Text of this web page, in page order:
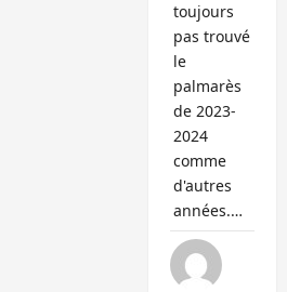
toujours
pas trouvé
le
palmarès
de 2023-
2024
comme
d'autres
années.…